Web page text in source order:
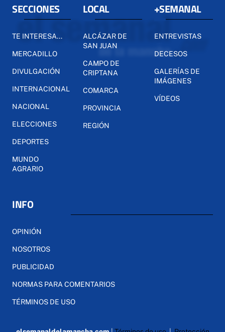
SECCIONES
TE INTERESA...
MERCADILLO
DIVULGACIÓN
INTERNACIONAL
NACIONAL
ELECCIONES
DEPORTES
MUNDO
AGRARIO
LOCAL
ALCÁZAR DE
SAN JUAN
CAMPO DE
CRIPTANA
COMARCA
PROVINCIA
REGIÓN
+SEMANAL
ENTREVISTAS
DECESOS
GALERÍAS DE
IMÁGENES
VÍDEOS
INFO
OPINIÓN
NOSOTROS
PUBLICIDAD
NORMAS PARA COMENTARIOS
TÉRMINOS DE USO